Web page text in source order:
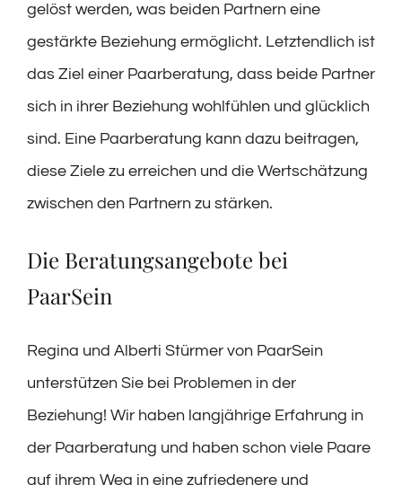
gelöst werden, was beiden Partnern eine
gestärkte Beziehung ermöglicht. Letztendlich ist
das Ziel einer Paarberatung, dass beide Partner
sich in ihrer Beziehung wohlfühlen und glücklich
sind. Eine Paarberatung kann dazu beitragen,
diese Ziele zu erreichen und die Wertschätzung
zwischen den Partnern zu stärken.
Die Beratungsangebote bei
PaarSein
Regina und Alberti Stürmer von PaarSein
unterstützen Sie bei Problemen in der
Beziehung! Wir haben langjährige Erfahrung in
der Paarberatung und haben schon viele Paare
auf ihrem Weg in eine zufriedenere und